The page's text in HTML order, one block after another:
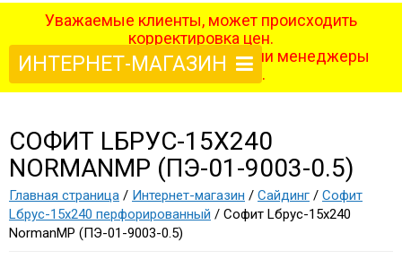
Уважаемые клиенты, может происходить
корректировка цен.
После оформления заказа наши менеджеры
свяжутся с вами.
ИНТЕРНЕТ-МАГАЗИН
СОФИТ LБРУС-15Х240
NORMANMP (ПЭ-01-9003-0.5)
Главная страница / Интернет-магазин / Сайдинг / Софит
Lбрус-15х240 перфорированный / Софит Lбрус-15х240
NormanMP (ПЭ-01-9003-0.5)